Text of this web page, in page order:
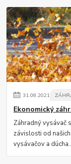
31.08.2021
Ekonomický
Záhradný vysávač
závislosti od
vysávačov a